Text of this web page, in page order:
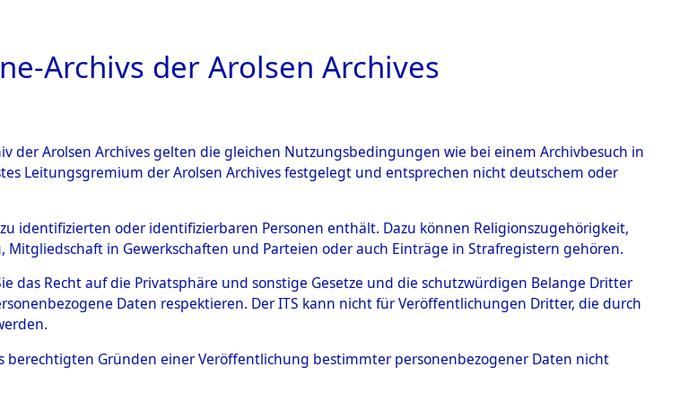
ARCHIVALE ÜBERSICHT BILD
Verstorbenen.→0007 (84608023)
0025 (84608048)
Archivs der Arolsen Archives
der Arolsen Archives gelten die gleichen Nutzungsbedingungen wie bei einem Archivbesuch in
Leitungsgremium der Arolsen Archives festgelegt und entsprechen nicht deutschem oder
identifizierten oder identifizierbaren Personen enthält. Dazu können Religionszugehörigkeit,
in Gewerkschaften und Parteien oder auch Einträge in Strafregistern gehören.
das Recht auf die Privatsphäre und sonstige Gesetze und die schutzwürdigen Belange Dritter
Daten respektieren. Der ITS kann nicht für Veröffentlichungen Dritter, die durch
berechtigten Gründen einer Veröffentlichung bestimmter personenbezogener Daten nicht